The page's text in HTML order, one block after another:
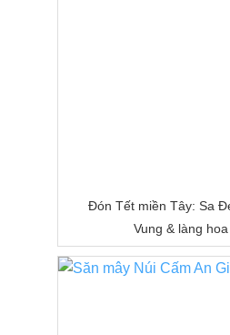
Đón Tết miền Tây: Sa
Vung & làng